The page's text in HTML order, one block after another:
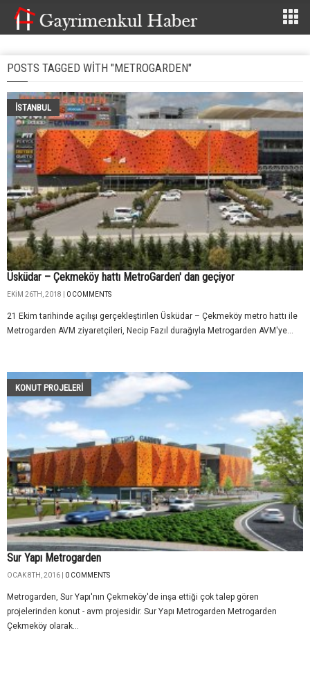
POSTS TAGGED WITH "METROGARDEN"
İSTANBUL
Üsküdar – Çekmeköy hattı MetroGarden' dan geçiyor
EKIM 26TH, 2018 | 0 COMMENTS
21 Ekim tarihinde açılışı gerçekleştirilen Üsküdar – Çekmeköy metro hattı ile
Metrogarden AVM ziyaretçileri, Necip Fazıl durağıyla Metrogarden AVM'ye...
KONUT PROJELERI
Sur Yapı Metrogarden
OCAK 8TH, 2016 | 0 COMMENTS
Metrogarden, Sur Yapı'nın Çekmeköy'de inşa ettiği çok talep gören
projelerinden konut - avm projesidir. Sur Yapı Metrogarden Metrogarden
Çekmeköy olarak...